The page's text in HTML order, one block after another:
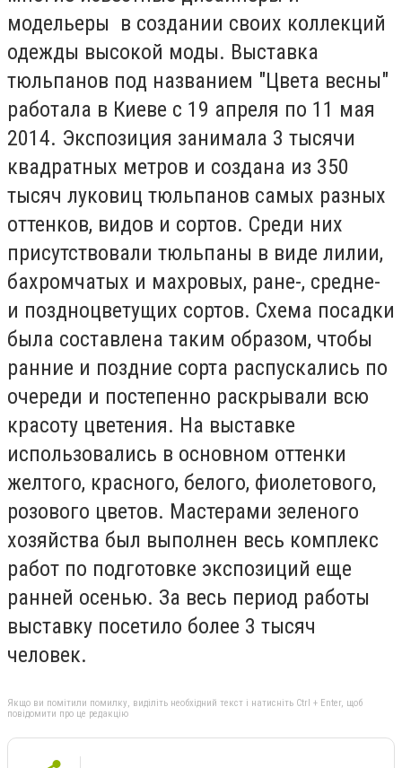
модельеры в создании своих коллекций
одежды высокой моды. Выставка
тюльпанов под названием "Цвета весны"
работала в Киеве с 19 апреля по 11 мая
2014. Экспозиция занимала 3 тысячи
квадратных метров и создана из 350
тысяч луковиц тюльпанов самых разных
оттенков, видов и сортов. Среди них
присутствовали тюльпаны в виде лилии,
бахромчатых и махровых, ране-, средне-
и поздноцветущих сортов. Схема посадки
была составлена таким образом, чтобы
ранние и поздние сорта распускались по
очереди и постепенно раскрывали всю
красоту цветения. На выставке
использовались в основном оттенки
желтого, красного, белого, фиолетового,
розового цветов. Мастерами зеленого
хозяйства был выполнен весь комплекс
работ по подготовке экспозиций еще
ранней осенью. За весь период работы
выставку посетило более 3 тысяч
человек.
Якщо ви помітили помилку, виділіть необхідний текст і натисніть Ctrl + Enter, щоб
повідомити про це редакцію